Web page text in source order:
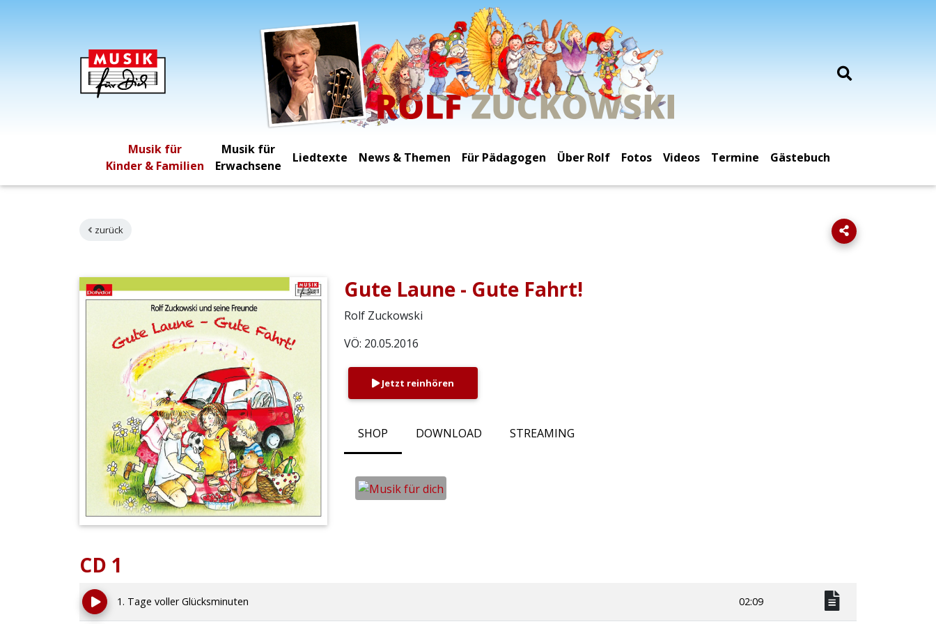
Musik für
Kinder & Familien
Musik für
Erwachsene
Liedtexte News & Themen Für Pädagogen Über Rolf Fotos Videos Termine Gästebuch
zurück
Gute Laune - Gute Fahrt!
Rolf Zuckowski
VÖ: 20.05.2016
Jetzt reinhören
SHOP DOWNLOAD STREAMING
CD 1
1. Tage voller Glücksminuten 02:09